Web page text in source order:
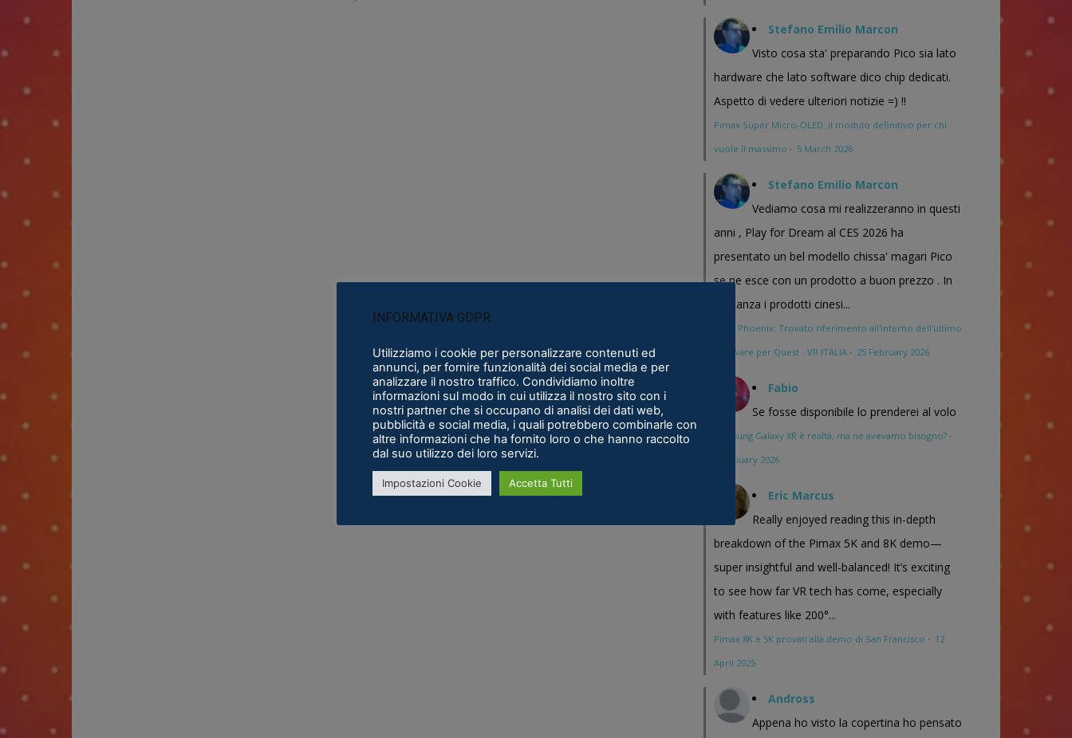
Stefano Emilio Marcon
Visto cosa sta' preparando Pico sia lato
hardware che lato software dico chip dedicati.
Aspetto di vedere ulteriori notizie =) !!
Pimax Super Micro-OLED: il modulo definitivo per chi
vuole il massimo · 5 March 2026
Stefano Emilio Marcon
Vediamo cosa mi realizzeranno in questi
anni , Play for Dream al CES 2026 ha
presentato un bel modello chissa' magari Pico
se ne esce con un prodotto a buon prezzo . In
sostanza i prodotti cinesi...
Meta Phoenix: Trovato riferimento all'interno dell'ultimo
firmware per Quest - VR ITALIA · 25 February 2026
Fabio
Se fosse disponibile lo prenderei al volo
Samsung Galaxy XR è realtà, ma ne avevamo bisogno? ·
16 January 2026
Eric Marcus
Really enjoyed reading this in-depth
breakdown of the Pimax 5K and 8K demo—
super insightful and well-balanced! It’s exciting
to see how far VR tech has come, especially
with features like 200°...
Pimax 8K e 5K provati alla demo di San Francisco · 12
April 2025
Andross
Appena ho visto la copertina ho pensato
INFORMATIVA GDPR
Utilizziamo i cookie per personalizzare contenuti ed
annunci, per fornire funzionalità dei social media e per
analizzare il nostro traffico. Condividiamo inoltre
informazioni sul modo in cui utilizza il nostro sito con i
nostri partner che si occupano di analisi dei dati web,
pubblicità e social media, i quali potrebbero combinarle con
altre informazioni che ha fornito loro o che hanno raccolto
dal suo utilizzo dei loro servizi.
Impostazioni Cookie Accetta Tutti